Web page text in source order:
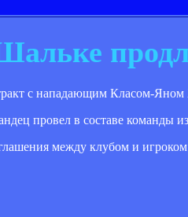
с нападающим Класом-Яном
провел в составе команды
между клубом и